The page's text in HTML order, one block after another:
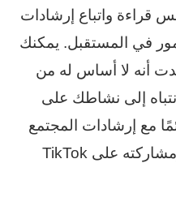
قراءة واتباع إرشادات
في المستقبل. يمكنك
أنه لا أساس له من
إلى نشاطك على
مع إرشادات المجتمع
للاستمتاع بإنشاء المحتوى ومشاركته على TikTok